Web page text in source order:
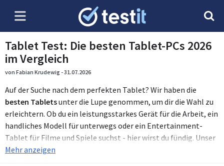
Tablet Test: Die besten Tablet-PCs 2026
im Vergleich
von Fabian Krudewig - 31.07.2026
Auf der Suche nach dem perfekten Tablet? Wir haben die
besten Tabletsunter die Lupe genommen, um dir die Wahl zu
erleichtern. Ob du ein leistungsstarkes Gerät für die Arbeit, ein
handliches Modell für unterwegs oder ein Entertainment-
Tablet für Filme und Spiele suchst - hier wirst du fündig. Unser
Vergleich zeigen dir, welche Tablets die besten
Mehr anzeigen